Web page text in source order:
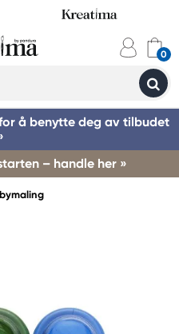
å benytte deg av tilbudet
– handle her »